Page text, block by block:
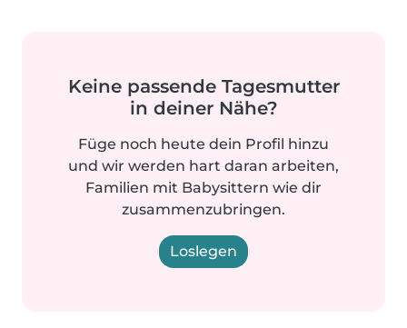
Keine passende Tagesmutter
in deiner Nähe?
Füge noch heute dein Profil hinzu
und wir werden hart daran arbeiten,
Familien mit Babysittern wie dir
zusammenzubringen.
Loslegen